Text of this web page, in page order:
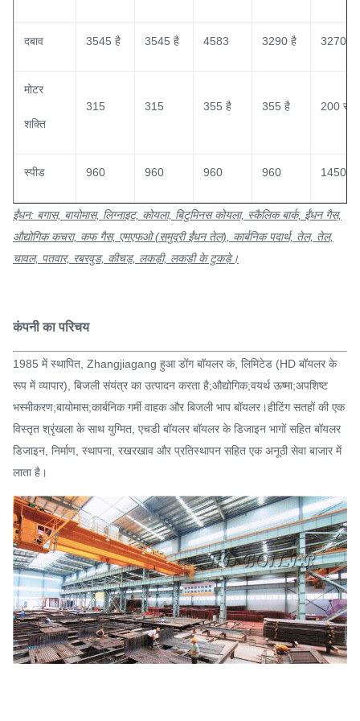
दबाव 3545 है 3545 है 4583 3290 है 3270 है
मोटर
शक्ति
315 315 355 है 355 है 200 रु
स्पीड 960 960 960 960 1450 है
ईंधन: बगास, बायोमास, लिग्नाइट, कोयला, बिटुमिनस कोयला, स्कैलिक बार्क, ईंधन गैस,
औद्योगिक कचरा, कफ गैस, एमएफओ (समुद्री ईंधन तेल), कार्बनिक पदार्थ, तेल, तेल,
चावल, पतवार, रबरवुड, कीचड़, लकड़ी, लकड़ी के टुकड़े।
कंपनी का परिचय
1985 में स्थापित, Zhangjiagang हुआ डोंग बॉयलर कं, लिमिटेड (HD बॉयलर के
रूप में व्यापार), बिजली संयंत्र का उत्पादन करता है;औद्योगिक;वयर्थ ऊष्मा;अपशिष्ट
भस्मीकरण;बायोमास;कार्बनिक गर्मी वाहक और बिजली भाप बॉयलर।हीटिंग सतहों की एक
विस्तृत श्रृंखला के साथ युग्मित, एचडी बॉयलर बॉयलर के डिजाइन भागों सहित बॉयलर
डिजाइन, निर्माण, स्थापना, रखरखाव और प्रतिस्थापन सहित एक अनूठी सेवा बाजार में
लाता है।